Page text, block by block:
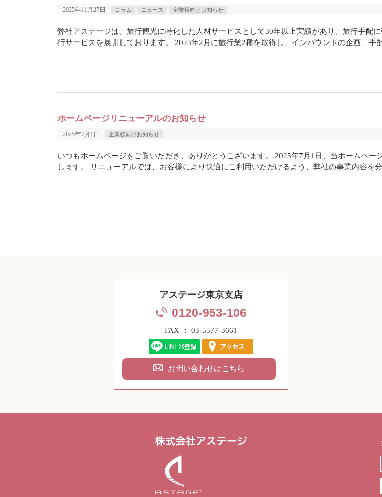
2025年11月27日 コラム ニュース 企業様向けお知らせ
弊社アステージは、旅行観光に特化した人材サービスとして30年以上実績があり、旅行手配
行サービスを展開しております。 2023年2月に旅行業2種を取得し、インバウンドの企画、手
ホームページリニューアルのお知らせ
2025年7月1日 企業様向けお知らせ
いつもホームページをご覧いただき、ありがとうございます。 2025年7月1日、当ホームペー
します。 リニューアルでは、お客様により快適にご利用いただけるよう、弊社の事業内容を
アステージ東京支店
0120-953-106
FAX ： 03-5577-3661
お問い合わせはこちら